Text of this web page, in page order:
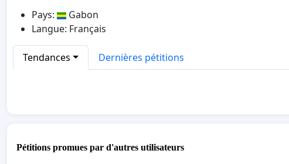
Pays:
Gabon
Langue: Français
Tendances Dernières pétitions
Pétitions promues par d'autres utilisateurs